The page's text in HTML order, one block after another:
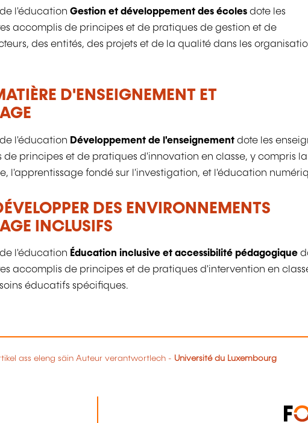
l'éducation Gestion et développement des écoles dote les
accomplis de principes et de pratiques de gestion et de
des entités, des projets et de la qualité dans les
D'ENSEIGNEMENT ET
l'éducation Développement de l'enseignement dote les
de principes et de pratiques d'innovation en classe, y compris la
l'apprentissage fondé sur l'investigation, et l'éducation
DES ENVIRONNEMENTS
INCLUSIFS
l'éducation Éducation inclusive et accessibilité pédagogique
accomplis de principes et de pratiques d'intervention en
éducatifs spécifiques.
ass eleng säin Auteur verantwortlech - Université du Luxembourg